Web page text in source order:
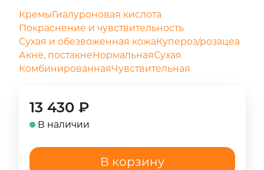
КремыГиалуроновая кислота
Покраснение и чувствительность
Сухая и обезвоженная кожаКупероз/розацеа
Акне, постакнеНормальнаяСухая
КомбинированнаяЧувствительная
13 430 ₽
В наличии
В корзину